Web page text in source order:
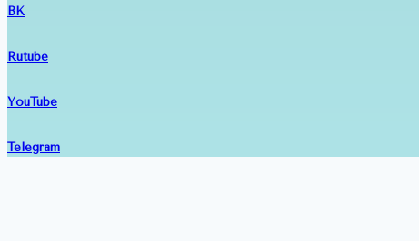
ВК
Rutube
YouTube
Telegram